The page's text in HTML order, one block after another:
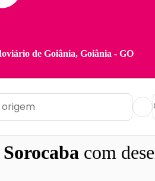
de Goiânia, Goiânia - GO
Sorocaba com